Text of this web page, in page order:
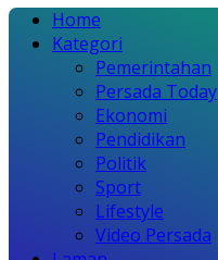
Home
Kategori
Pemerintahan
Persada Today
Ekonomi
Pendidikan
Politik
Sport
Lifestyle
Video Persada